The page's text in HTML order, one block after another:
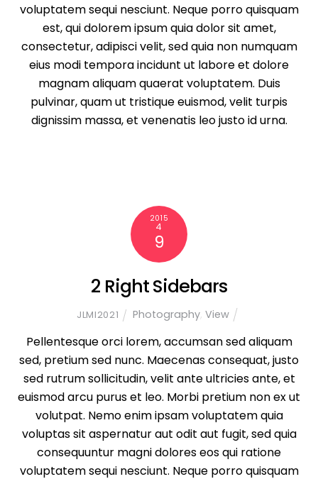
voluptatem sequi nesciunt. Neque porro quisquam
est, qui dolorem ipsum quia dolor sit amet,
consectetur, adipisci velit, sed quia non numquam
eius modi tempora incidunt ut labore et dolore
magnam aliquam quaerat voluptatem. Duis
pulvinar, quam ut tristique euismod, velit turpis
dignissim massa, et venenatis leo justo id urna.
2015
4
9
2 Right Sidebars
JLMI2021 Photography, View
Pellentesque orci lorem, accumsan sed aliquam
sed, pretium sed nunc. Maecenas consequat, justo
sed rutrum sollicitudin, velit ante ultricies ante, et
euismod arcu purus et leo. Morbi pretium non ex ut
volutpat. Nemo enim ipsam voluptatem quia
voluptas sit aspernatur aut odit aut fugit, sed quia
consequuntur magni dolores eos qui ratione
voluptatem sequi nesciunt. Neque porro quisquam